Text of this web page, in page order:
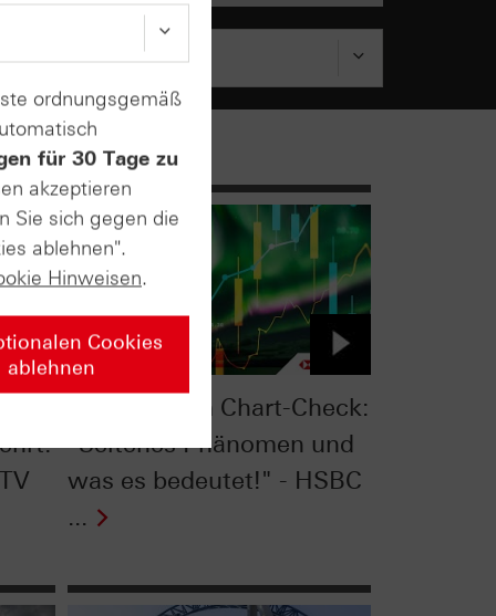
S&P 500® im Chart-Check:
"Seltenes Phänomen und
was es bedeutet!" - HSBC
...
ordnungsgemäß
für 30 Tage zu
akzeptieren
Sie sich gegen die
ablehnen".
Hinweisen.
Cookies
ablehnen